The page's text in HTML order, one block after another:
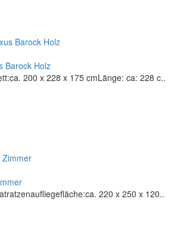
Barock Holz
200 x 228 x 175 cmLänge: ca: 228 c..
220 x 250 x 120..